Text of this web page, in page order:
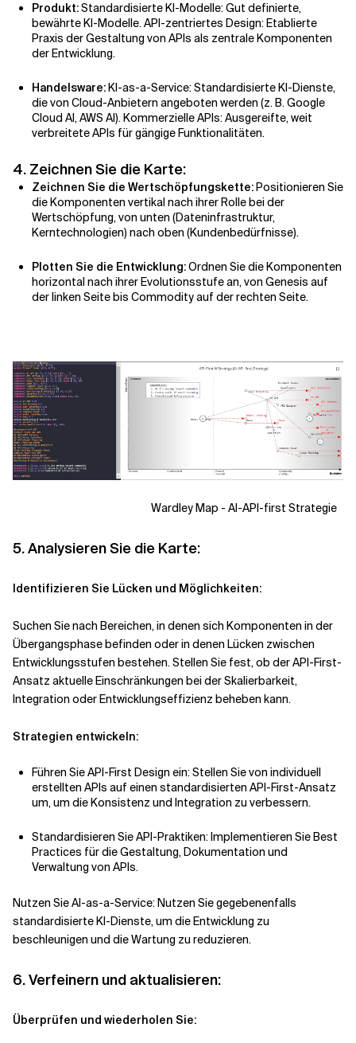
Produkt:Standardisierte KI-Modelle: Gut definierte,
bewährte KI-Modelle. API-zentriertes Design: Etablierte
Praxis der Gestaltung von APIs als zentrale Komponenten
der Entwicklung.
Handelsware:KI-as-a-Service: Standardisierte KI-Dienste,
die von Cloud-Anbietern angeboten werden (z. B. Google
Cloud AI, AWS AI). Kommerzielle APIs: Ausgereifte, weit
verbreitete APIs für gängige Funktionalitäten.
4. Zeichnen Sie die Karte:
Zeichnen Sie die Wertschöpfungskette:Positionieren Sie
die Komponenten vertikal nach ihrer Rolle bei der
Wertschöpfung, von unten (Dateninfrastruktur,
Kerntechnologien) nach oben (Kundenbedürfnisse).
Plotten Sie die Entwicklung:Ordnen Sie die Komponenten
horizontal nach ihrer Evolutionsstufe an, von Genesis auf
der linken Seite bis Commodity auf der rechten Seite.
Wardley Map - AI-API-first Strategie
5. Analysieren Sie die Karte:
Identifizieren Sie Lücken und Möglichkeiten:
Suchen Sie nach Bereichen, in denen sich Komponenten in der
Übergangsphase befinden oder in denen Lücken zwischen
Entwicklungsstufen bestehen. Stellen Sie fest, ob der API-First-
Ansatz aktuelle Einschränkungen bei der Skalierbarkeit,
Integration oder Entwicklungseffizienz beheben kann.
Strategien entwickeln:
Führen Sie API-First Design ein: Stellen Sie von individuell
erstellten APIs auf einen standardisierten API-First-Ansatz
um, um die Konsistenz und Integration zu verbessern.
Standardisieren Sie API-Praktiken: Implementieren Sie Best
Practices für die Gestaltung, Dokumentation und
Verwaltung von APIs.
Nutzen Sie AI-as-a-Service: Nutzen Sie gegebenenfalls
standardisierte KI-Dienste, um die Entwicklung zu
beschleunigen und die Wartung zu reduzieren.
6. Verfeinern und aktualisieren:
Überprüfen und wiederholen Sie: